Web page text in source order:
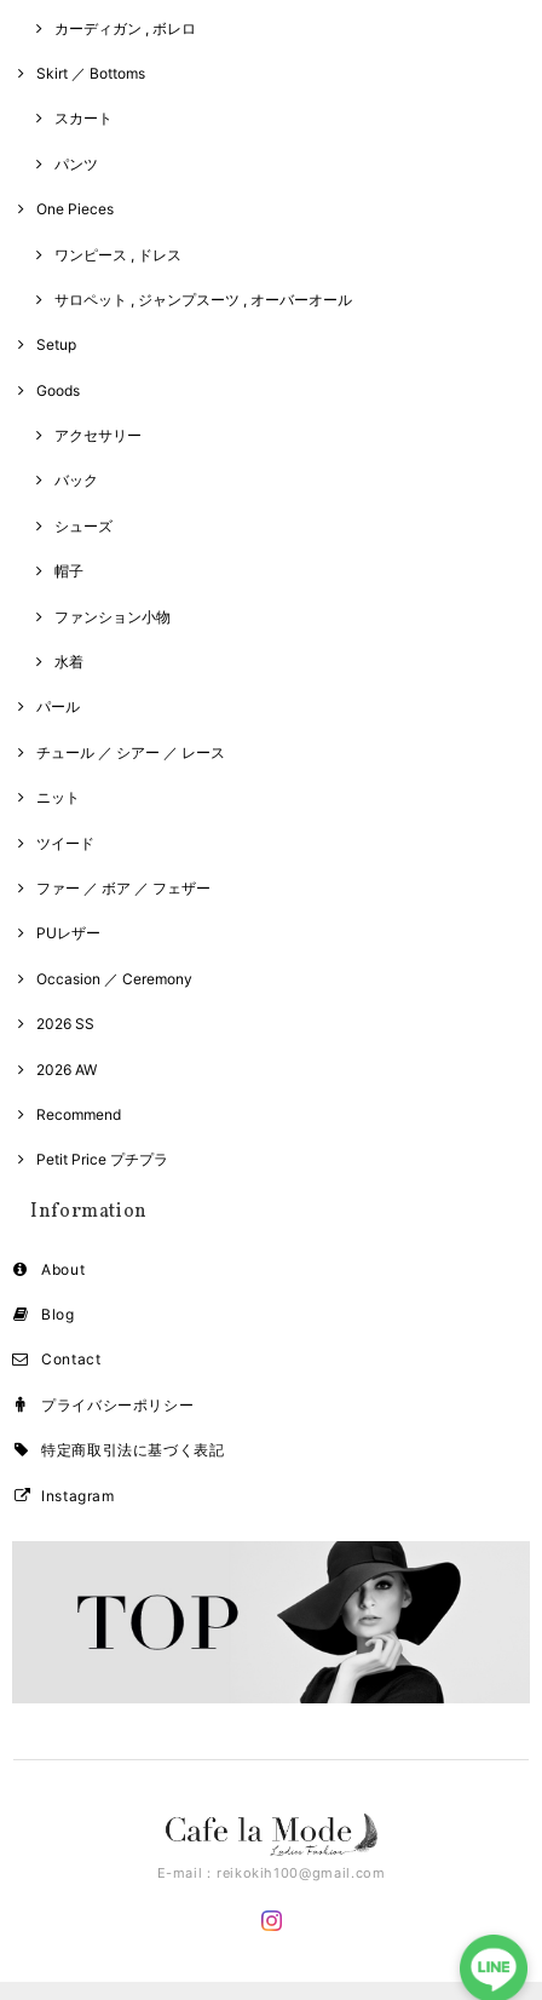
カーディガン , ボレロ
Skirt ／ Bottoms
スカート
パンツ
One Pieces
ワンピース , ドレス
サロペット , ジャンプスーツ , オーバーオール
Setup
Goods
アクセサリー
バック
シューズ
帽子
ファンション小物
水着
パール
チュール ／ シアー ／ レース
ニット
ツイード
ファー ／ ボア ／ フェザー
PUレザー
Occasion ／ Ceremony
2026 SS
2026 AW
Recommend
Petit Price プチプラ
Information
About
Blog
Contact
プライバシーポリシー
特定商取引法に基づく表記
Instagram
E-mail： reikokih100@gmail.com